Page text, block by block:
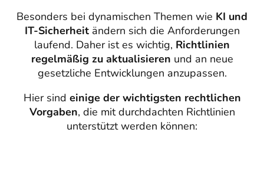
Besonders bei dynamischen Themen wie KI und
IT-Sicherheitändern sich die Anforderungen
laufend. Daher ist es wichtig, Richtlinien
regelmäßig zu aktualisieren und an neue
gesetzliche Entwicklungen anzupassen.
Hier sind einige der wichtigsten rechtlichen
Vorgaben, die mit durchdachten Richtlinien
unterstützt werden können: